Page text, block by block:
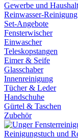
Reinwasser-Reinigung
Set-Angebote
Fensterwischer
Einwascher
Teleskopstangen
Eimer & Seife
Glasschaber
Innenreinigung
Tücher & Leder
Handschuhe
Gürtel & Taschen
Zubehör